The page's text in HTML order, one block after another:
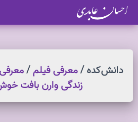
دانش کده /معرفی فیلم/
زندگی وارن بافت